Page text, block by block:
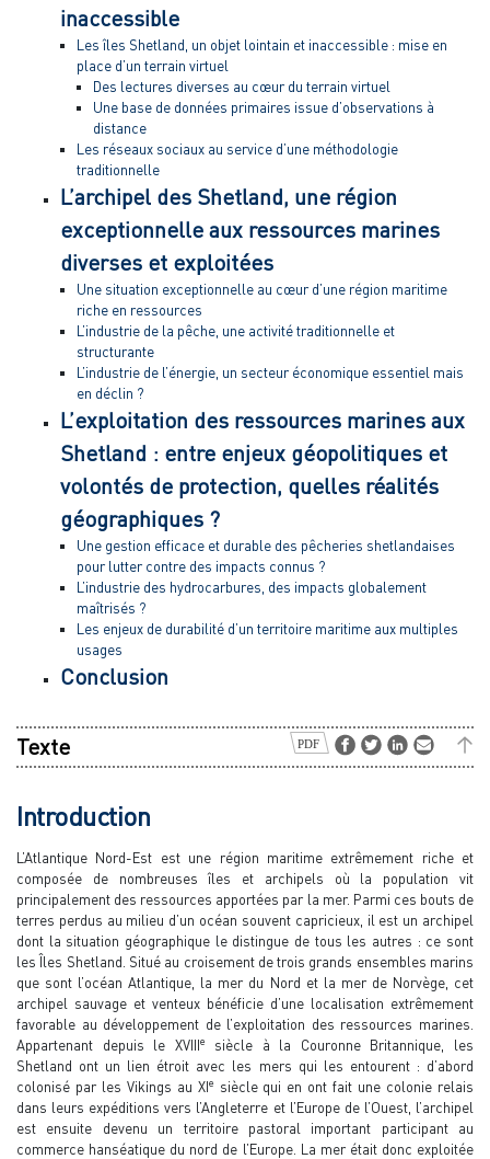
inaccessible
Les îles Shetland, un objet lointain et inaccessible : mise en
place d’un terrain virtuel
Des lectures diverses au cœur du terrain virtuel
Une base de données primaires issue d’observations à
distance
Les réseaux sociaux au service d’une méthodologie
traditionnelle
L’archipel des Shetland, une région
exceptionnelle aux ressources marines
diverses et exploitées
Une situation exceptionnelle au cœur d’une région maritime
riche en ressources
L’industrie de la pêche, une activité traditionnelle et
structurante
L’industrie de l’énergie, un secteur économique essentiel mais
en déclin ?
L’exploitation des ressources marines aux
Shetland : entre enjeux géopolitiques et
volontés de protection, quelles réalités
géographiques ?
Une gestion efficace et durable des pêcheries shetlandaises
pour lutter contre des impacts connus ?
L’industrie des hydrocarbures, des impacts globalement
maîtrisés ?
Les enjeux de durabilité d’un territoire maritime aux multiples
usages
Conclusion
Texte
Introduction
L’Atlantique Nord-Est est une région maritime extrêmement riche et
composée de nombreuses îles et archipels où la population vit
principalement des ressources apportées par la mer. Parmi ces bouts de
terres perdus au milieu d’un océan souvent capricieux, il est un archipel
dont la situation géographique le distingue de tous les autres : ce sont
les Îles Shetland. Situé au croisement de trois grands ensembles marins
que sont l’océan Atlantique, la mer du Nord et la mer de Norvège, cet
archipel sauvage et venteux bénéficie d’une localisation extrêmement
favorable au développement de l’exploitation des ressources marines.
Appartenant depuis le XVIIIe
siècle à la Couronne Britannique, les
Shetland ont un lien étroit avec les mers qui les entourent : d’abord
colonisé par les Vikings au XIe siècle qui en ont fait une colonie relais
dans leurs expéditions vers l’Angleterre et l’Europe de l’Ouest, l’archipel
est ensuite devenu un territoire pastoral important participant au
commerce hanséatique du nord de l’Europe. La mer était donc exploitée